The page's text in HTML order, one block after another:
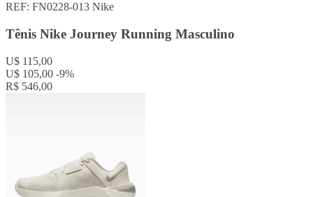
REF: FN0228-013 Nike
Tênis Nike Journey Running Masculino
U$ 115,00
U$ 105,00 -9%
R$ 546,00